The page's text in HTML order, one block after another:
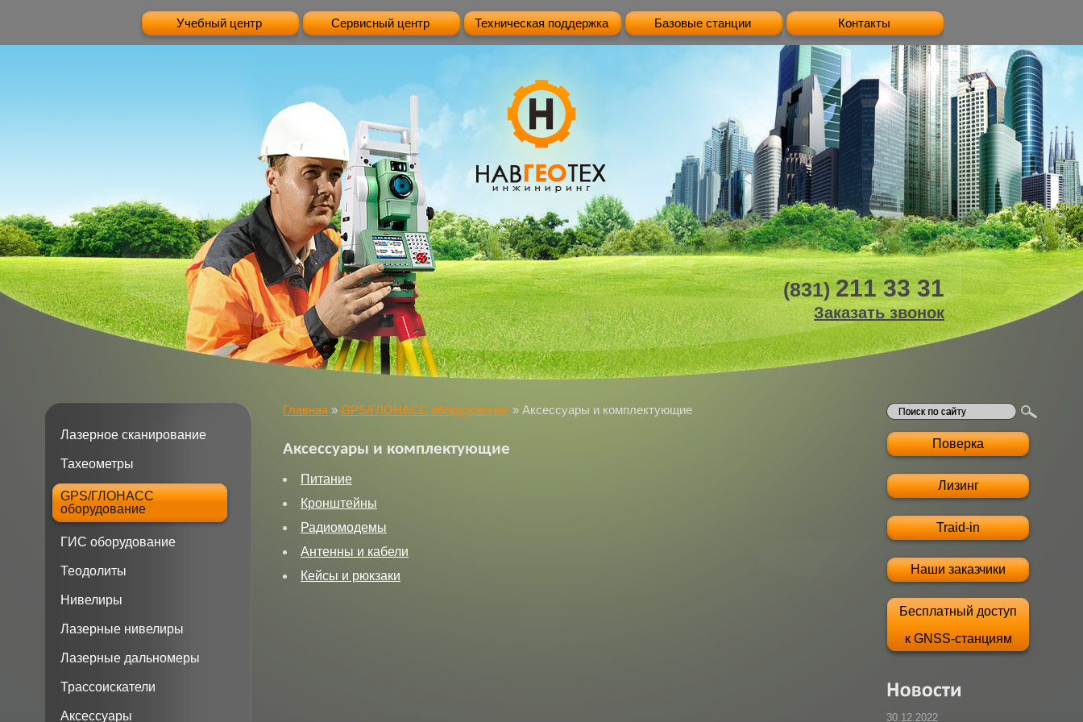
Поверка
Лизинг
Traid-in
Наши заказчики
Бесплатный доступ
к GNSS-станциям
30.12.2022
Главная » GPS/ГЛОНАСС оборудование » Аксессуары и комплектующие
Аксессуары и комплектующие
Питание
Кронштейны
Радиомодемы
Антенны и кабели
Кейсы и рюкзаки
Лазерное сканирование
Тахеометры
GPS/ГЛОНАСС
оборудование
ГИС оборудование
Теодолиты
Нивелиры
Лазерные нивелиры
Лазерные дальномеры
Трассоискатели
Аксессуары
(831)211 33 31
Заказать звонок
Учебный центр Сервисный центр Техническая поддержка Базовые станции Контакты